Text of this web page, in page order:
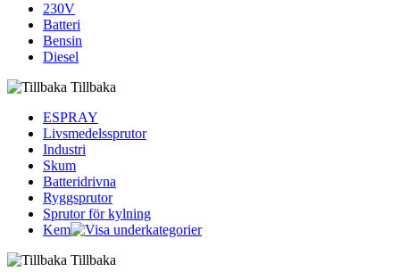
230V
Batteri
Bensin
Diesel
Tillbaka
ESPRAY
Livsmedelssprutor
Industri
Skum
Batteridrivna
Ryggsprutor
Sprutor för kylning
Kem
Tillbaka